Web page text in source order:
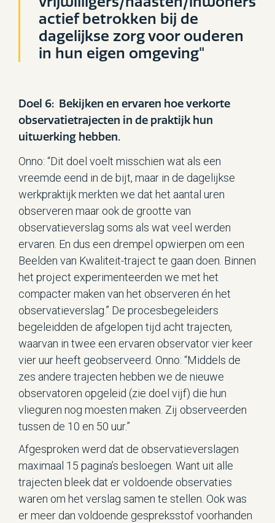
actief betrokken bij de
dagelijkse zorg voor ouderen
in hun eigen omgeving"
Doel 6: Bekijken en ervaren hoe verkorte
observatietrajecten in de praktijk hun
uitwerking hebben.
Onno: “Dit doel voelt misschien wat als een
vreemde eend in de bijt, maar in de dagelijkse
werkpraktijk merkten we dat het aantal uren
observeren maar ook de grootte van
observatieverslag soms als wat veel werden
ervaren. En dus een drempel opwierpen om een
Beelden van Kwaliteit-traject te gaan doen. Binnen
het project experimenteerden we met het
compacter maken van het observeren én het
observatieverslag.” De procesbegeleiders
begeleidden de afgelopen tijd acht trajecten,
waarvan in twee een ervaren observator vier keer
vier uur heeft geobserveerd. Onno: “Middels de
zes andere trajecten hebben we de nieuwe
observatoren opgeleid (zie doel vijf) die hun
vlieguren nog moesten maken. Zij observeerden
tussen de 10 en 50 uur.”
Afgesproken werd dat de observatieverslagen
maximaal 15 pagina’s besloegen. Want uit alle
trajecten bleek dat er voldoende observaties
waren om het verslag samen te stellen. Ook was
er meer dan voldoende gespreksstof voorhanden